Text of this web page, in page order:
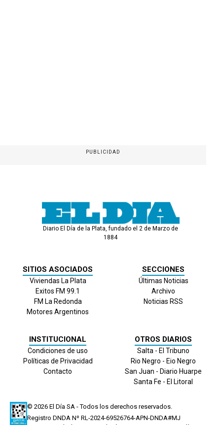
PUBLICIDAD
Diario El Día de la Plata, fundado el 2 de Marzo de
1884
SITIOS ASOCIADOS
Viviendas La Plata
Exitos FM 99.1
FM La Redonda
Motores Argentinos
SECCIONES
Últimas Noticias
Archivo
Noticias RSS
INSTITUCIONAL
Condiciones de uso
Políticas de Privacidad
Contacto
OTROS DIARIOS
Salta - El Tribuno
Rio Negro - Eio Negro
San Juan - Diario Huarpe
Santa Fe - El Litoral
© 2026 El Día SA - Todos los derechos reservados.
Registro DNDA Nº RL-2024-69526764-APN-DNDA#MJ